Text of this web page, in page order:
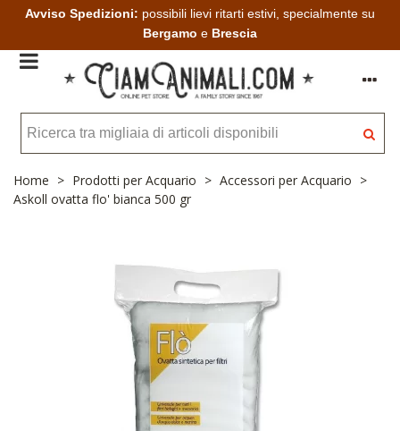
Avviso Spedizioni: possibili lievi ritarti estivi, specialmente su
Bergamo e Brescia
Home > Prodotti per Acquario > Accessori per Acquario >
Askoll ovatta flo' bianca 500 gr